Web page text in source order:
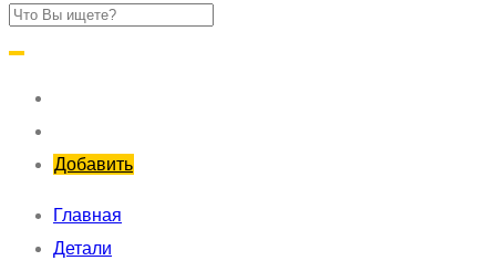
Добавить
Главная
Детали